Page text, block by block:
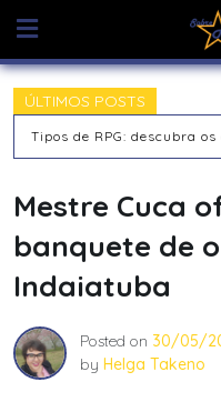
content
ÚLTIMOS POSTS
Mestre Cuca
banquete de
Indaiatuba
Posted on 30/05/
by Helga Takeno